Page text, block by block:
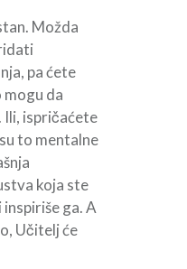
Možda
pa ćete
mogu da
Ili, ispričaćete
to mentalne
koja ste
ga. A
Učitelj će